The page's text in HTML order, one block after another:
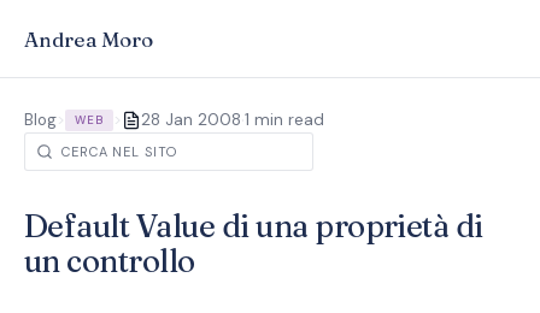
Andrea Moro
Blog> WEB > 28 Jan 2008·1 min read
Default Value di una proprietà di
un controllo